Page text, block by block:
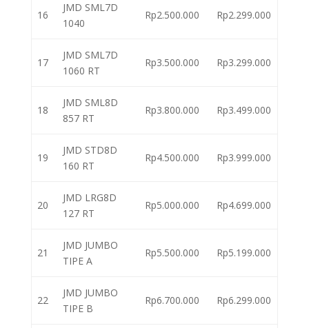
16
JMD SML7D
1040
Rp2.500.000 Rp2.299.000
17
JMD SML7D
1060 RT
Rp3.500.000 Rp3.299.000
18
JMD SML8D
857 RT
Rp3.800.000 Rp3.499.000
19
JMD STD8D
160 RT
Rp4.500.000 Rp3.999.000
20
JMD LRG8D
127 RT
Rp5.000.000 Rp4.699.000
21
JMD JUMBO
TIPE A
Rp5.500.000 Rp5.199.000
22
JMD JUMBO
TIPE B
Rp6.700.000 Rp6.299.000